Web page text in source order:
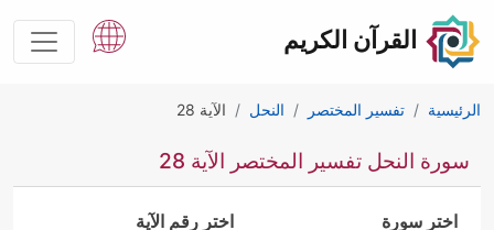
القرآن الكريم
الرئيسية تفسير المختصر النحل الآية 28
سورة النحل تفسير المختصر الآية 28
اختر سورة اختر رقم الآية